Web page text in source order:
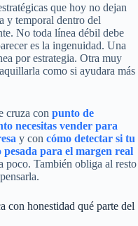
que hoy no dejan
y temporal dentro del
No toda línea débil debe
es la ingenuidad. Una
por estrategia. Otra muy
como si ayudara más
cruza con punto de
necesitas vender para
y con cómo detectar si tu
para el margen real
poco. También obliga al resto
con honestidad qué parte del